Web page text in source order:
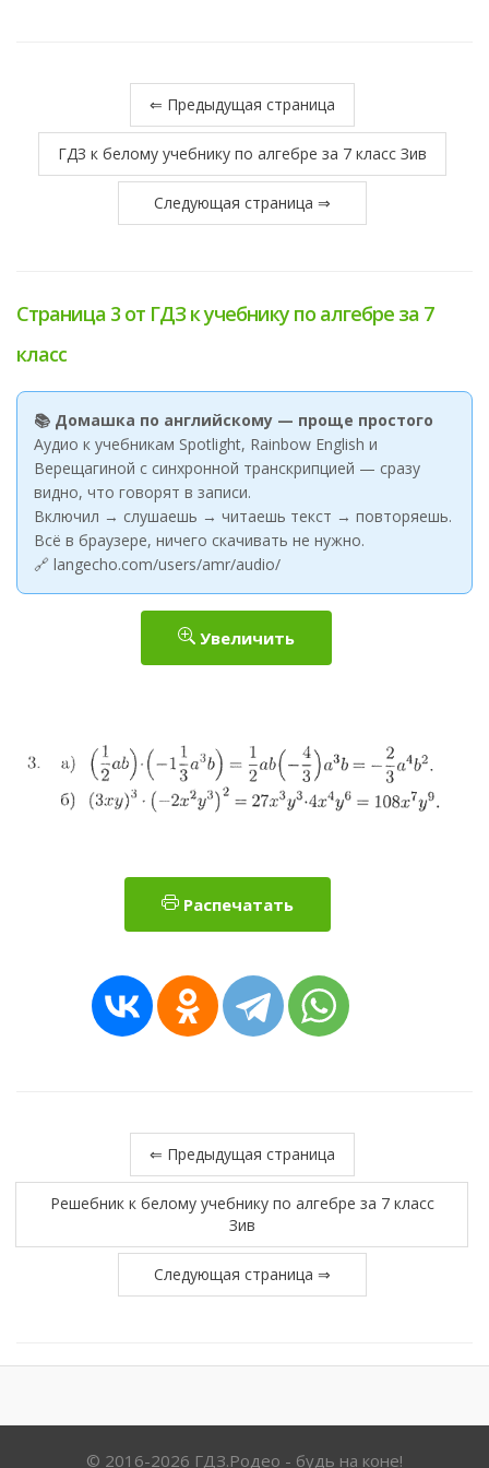
⇐ Предыдущая страница
ГДЗ к белому учебнику по алгебре за 7 класс Зив
Следующая страница ⇒
Страница 3 от ГДЗ к учебнику по алгебре за 7
класс
📚 Домашка по английскому — проще простого
Аудио к учебникам Spotlight, Rainbow English и
Верещагиной с синхронной транскрипцией — сразу
видно, что говорят в записи.
Включил → слушаешь → читаешь текст → повторяешь.
Всё в браузере, ничего скачивать не нужно.
🔗 langecho.com/users/amr/audio/
Увеличить
Распечатать
⇐ Предыдущая страница
Решебник к белому учебнику по алгебре за 7 класс
Зив
Следующая страница ⇒
© 2016-2026 ГДЗ.Родео - будь на коне!